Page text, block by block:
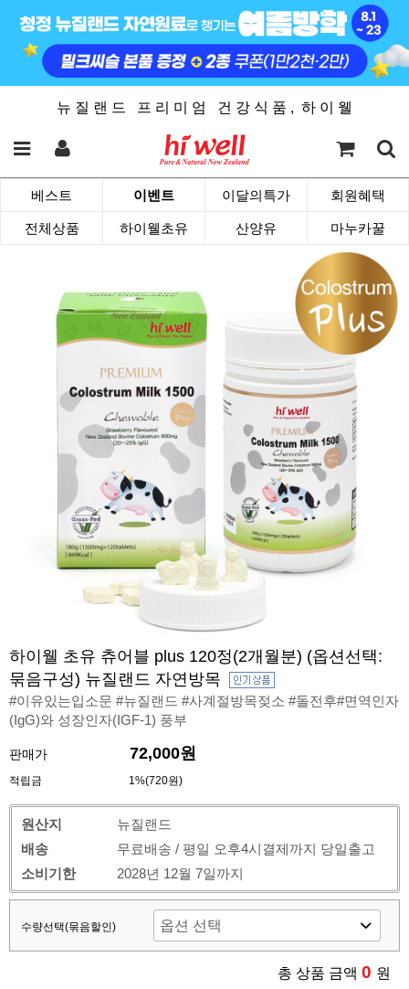
뉴 질 랜 드 프 리 미 엄 건 강 식 품 , 하 이 웰
베스트 이벤트 이달의특가 회원혜택
전체상품 하이웰초유 산양유 마누카꿀
하이웰 초유 츄어블 plus 120정(2개월분) (옵션선택:
묶음구성) 뉴질랜드 자연방목
#이유있는입소문 #뉴질랜드 #사계절방목젖소 #돌전후#면역인자
(IgG)와 성장인자(IGF-1) 풍부
판매가 72,000원
적립금 1%(720원)
원산지
뉴질랜드
배송
무료배송 / 평일 오후4시결제까지 당일출고
소비기한
2028년 12월 7일까지
수량선택(묶음할인)
총 상품 금액 0 원